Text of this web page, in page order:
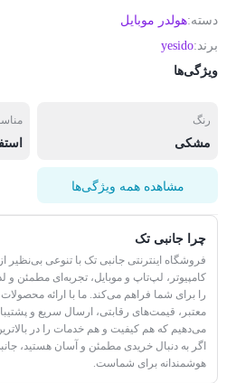
دسته:هولدر موبایل
برند:yesido
ویژگی‌ها
رنگ
مشکی
مشاهده همه ویژگی‌ها
چرا جانبی تک
فروشگاه اینترنتی جانبی تک با تنوعی بی‌نظیر
کامپیوتر، لپ‌تاپ و موبایل، تجربه‌ای مطمئن و
را برای شما فراهم می‌کند. ما با ارائه محصولات
معتبر، قیمت‌های رقابتی، ارسال سریع و
می‌دهیم که هم کیفیت و هم خدمات را در
اگر به دنبال خریدی مطمئن و آسان هستید،
هوشمندانه برای شماست.